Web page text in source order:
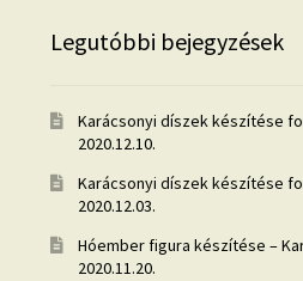
Legutóbbi bejegyzések
Karácsonyi díszek készítése
2020.12.10.
Karácsonyi díszek készítése
2020.12.03.
Hóember figura készítése –
2020.11.20.